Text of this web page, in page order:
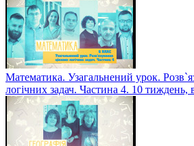
Математика. Узагальнений урок.
логічних задач. Частина 4. 10 тиждень,